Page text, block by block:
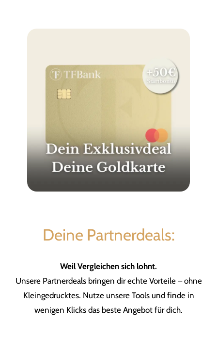
Deine Partnerdeals:
Weil Vergleichen sich lohnt.
Unsere Partnerdeals bringen dir echte Vorteile – ohne
Kleingedrucktes. Nutze unsere Tools und finde in
wenigen Klicks das beste Angebot für dich.